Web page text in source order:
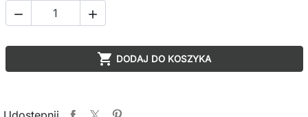
 
 DODAJ DO KOSZYKA